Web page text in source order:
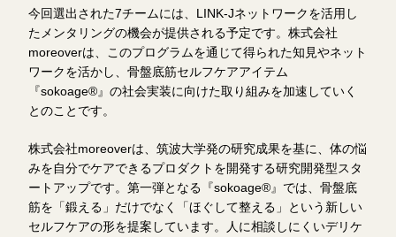
今回選出された7チームには、LINK-Jネットワークを活用し
たメンタリングの機会が提供される予定です。株式会社
moreoverは、このプログラムを通じて得られた知見やネット
ワークを活かし、骨盤底筋セルフケアアイテム
『sokoage®』の社会実装に向けた取り組みを加速していく
とのことです。
株式会社moreoverは、筑波大学発の研究成果を基に、体の悩
みを自分でケアできるプロダクトを開発する研究開発型スタ
ートアップです。第一弾となる『sokoage®』では、骨盤底
筋を「鍛える」だけでなく「ほぐして整える」という新しい
セルフケアの形を提案しています。人に相談しにくいデリケ